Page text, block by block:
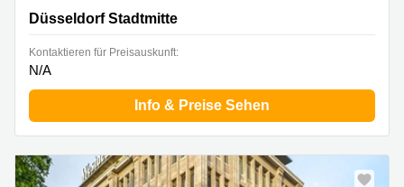
Düsseldorf Stadtmitte
Kontaktieren für Preisauskunft:
N/A
Info & Preise Sehen